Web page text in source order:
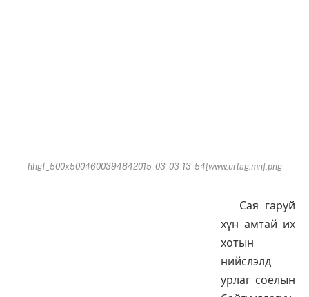
hhgf_500x5004600394842015-03-03-13-54[www.urlag.mn].png
Сая гаруй
хүн амтай их
хотын
нийслэлд
урлаг соёлын